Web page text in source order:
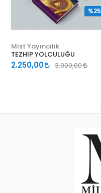
Mist Yayıncılık
TEZHİP YOLCULUĞU
2.250,00 3.000,00
%25